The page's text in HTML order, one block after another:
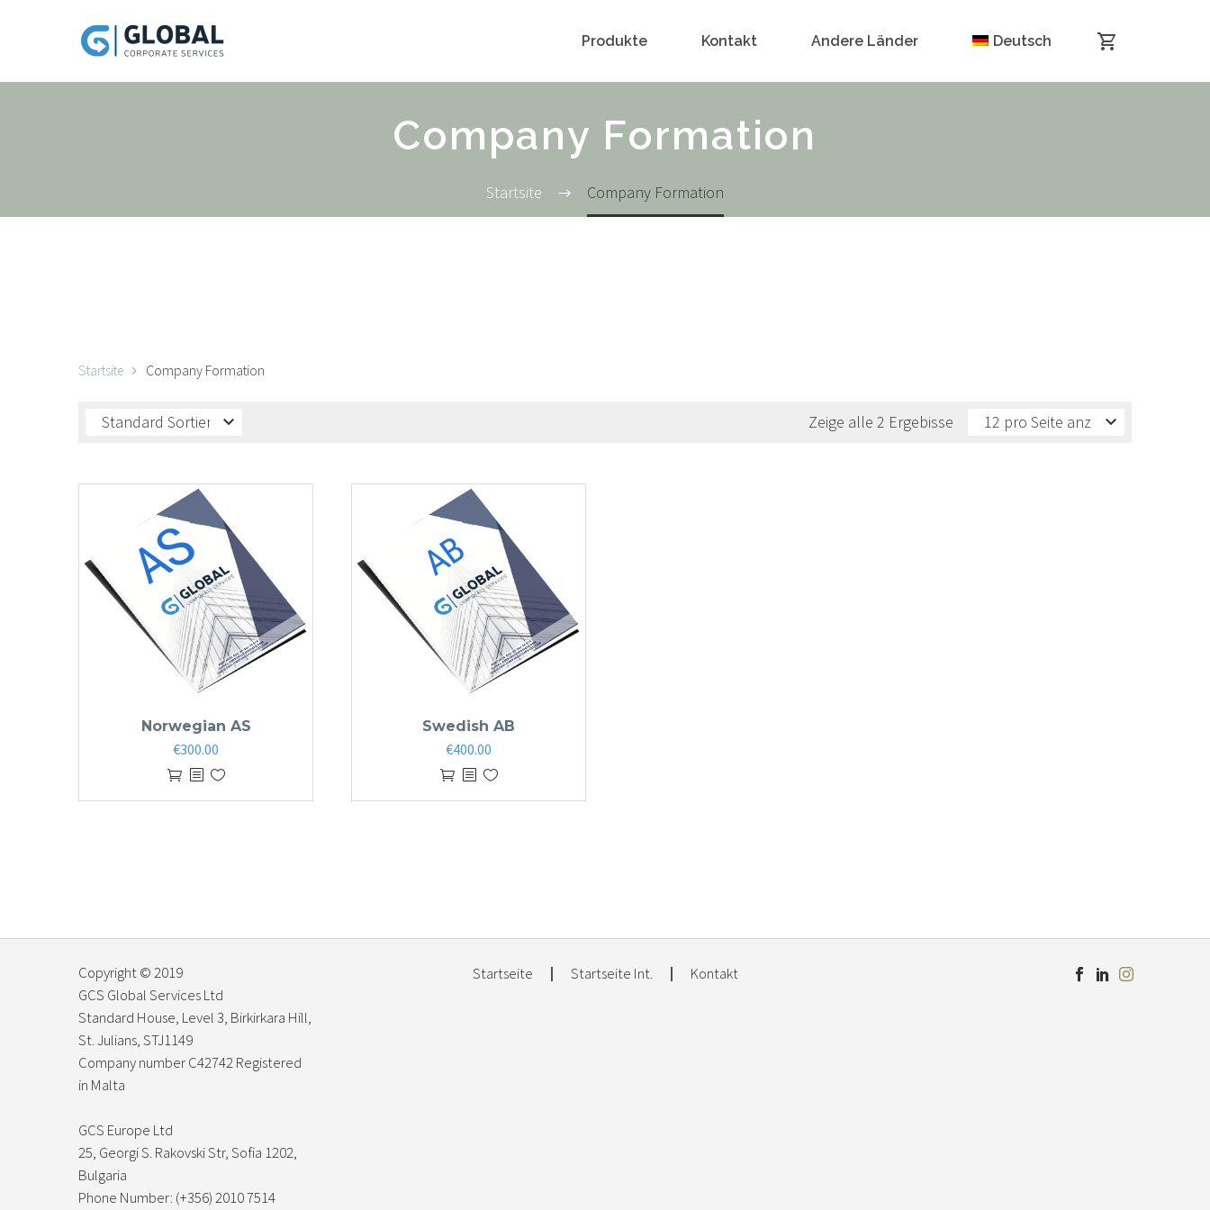
Produkte Kontakt Andere Länder Deutsch
Company Formation
Startsite Company Formation
Startsite Company Formation
Standard Sortierung 12 pro Seite anzeigen
Zeige alle 2 Ergebisse
Norwegian AS
€300.00
Swedish AB
€400.00
Startseite Startseite Int. Kontakt
Copyright © 2019
GCS Global Services Ltd
Standard House, Level 3, Birkirkara Hill,
St. Julians, STJ1149
Company number C42742 Registered
in Malta
GCS Europe Ltd
25, Georgi S. Rakovski Str, Sofia 1202,
Bulgaria
Phone Number: (+356) 2010 7514